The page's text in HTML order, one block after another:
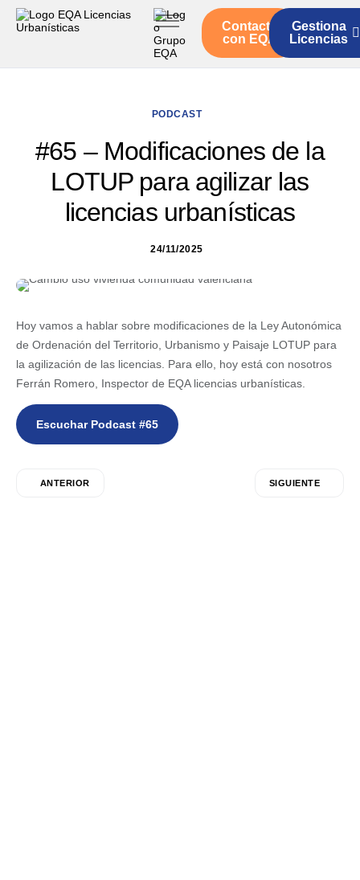
Servicios
Contacto
con EQA
Gestiona
Licencias
PODCAST
#65 – Modificaciones de la
LOTUP para agilizar las
licencias urbanísticas
24/11/2025
Hoy vamos a hablar sobre modificaciones de la Ley Autonómica
de Ordenación del Territorio, Urbanismo y Paisaje LOTUP para
la agilización de las licencias. Para ello, hoy está con nosotros
Ferrán Romero, Inspector de EQA licencias urbanísticas.
Escuchar Podcast #65
ANTERIOR SIGUIENTE